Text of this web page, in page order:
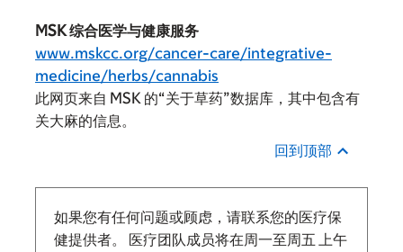
MSK 综合医学与健康服务
www.mskcc.org/cancer-care/integrative-
medicine/herbs/cannabis
此网页来自 MSK 的“关于草药”数据库，其中包含有
关大麻的信息。
回到顶部
如果您有任何问题或顾虑，请联系您的医疗保
健提供者。 医疗团队成员将在周一至周五 上午